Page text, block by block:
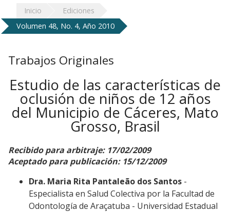
Inicio
Ediciones
Volumen 48, No. 4, Año 2010
Trabajos Originales
Estudio de las características de
oclusión de niños de 12 años
del Municipio de Cáceres, Mato
Grosso, Brasil
Recibido para arbitraje: 17/02/2009
Aceptado para publicación: 15/12/2009
Dra. Maria Rita Pantaleão dos Santos -
Especialista en Salud Colectiva por la Facultad de
Odontología de Araçatuba - Universidad Estadual